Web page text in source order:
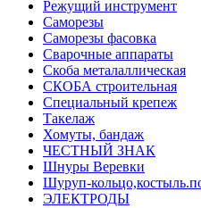
Режущий инструмент
Саморезы
Саморезы фасовка
Сварочные аппараты
Скоба металаллическая
СКОБА строительная
Специальный крепеж
Такелаж
Хомуты, бандаж
ЧЕСТНЫЙ ЗНАК
Шнуры Веревки
Шуруп-
ЭЛЕКТРОДЫ